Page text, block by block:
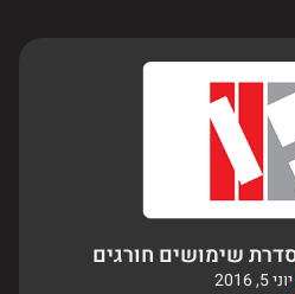
יוני 5, 2016